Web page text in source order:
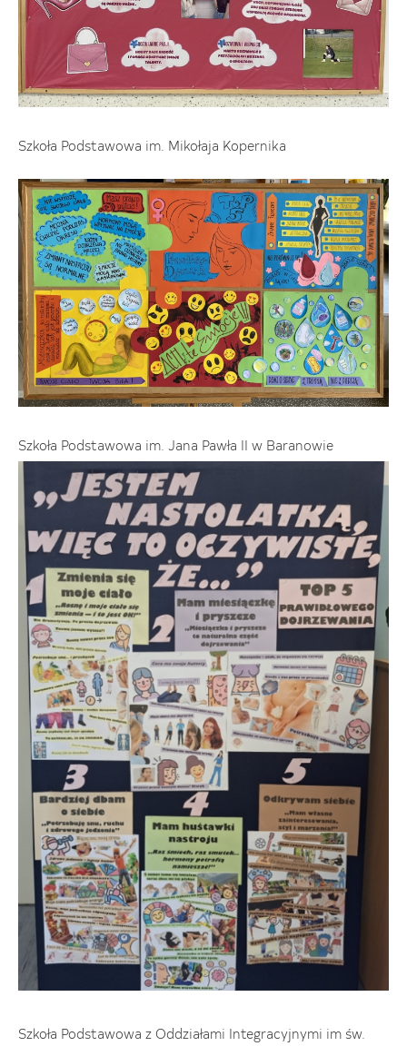
Szkoła Podstawowa im. Mikołaja Kopernika
Szkoła Podstawowa im. Jana Pawła II w Baranowie
Szkoła Podstawowa z Oddziałami Integracyjnymi im św.